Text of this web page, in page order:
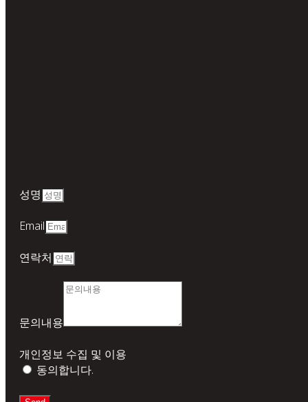
성명
Email
연락처
문의내용
개인정보 수집 및 이용
동의합니다.